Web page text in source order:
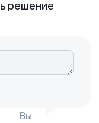
решение
Вы